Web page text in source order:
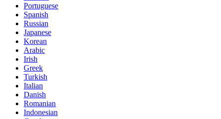
Portuguese
Spanish
Russian
Japanese
Korean
Arabic
Irish
Greek
Turkish
Italian
Danish
Romanian
Indonesian